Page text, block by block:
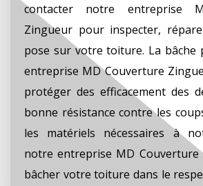
contacter notre entreprise
Zingueur pour inspecter,
pose sur votre toiture. La bâche
entreprise MD Couverture
protéger des efficacement des
bonne résistance contre les
les matériels nécessaires à
notre entreprise MD Couverture
bâcher votre toiture dans le